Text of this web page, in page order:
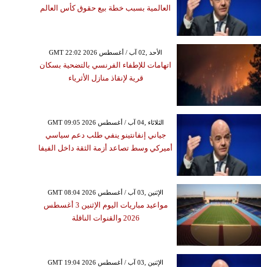
العالمية بسبب خطة بيع حقوق كأس العالم
GMT 22:02 2026 الأحد ,02 آب / أغسطس
اتهامات للإطفاء الفرنسي بالتضحية بسكان
قرية لإنقاذ منازل الأثرياء
GMT 09:05 2026 الثلاثاء ,04 آب / أغسطس
جياني إنفانتينو ينفي طلب دعم سياسي
أميركي وسط تصاعد أزمة الثقة داخل الفيفا
GMT 08:04 2026 الإثنين ,03 آب / أغسطس
مواعيد مباريات اليوم الإثنين 3 أغسطس
2026 والقنوات الناقلة
GMT 19:04 2026 الإثنين ,03 آب / أغسطس